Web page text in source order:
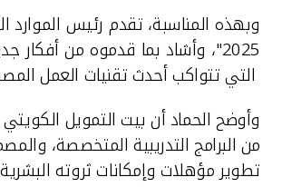
وبهذه المناسبة، تقدم رئيس الموارد
2025"، وأشاد بما قدموه من
التي تتواكب أحدث تقنيات العمل
وأوضح الحماد أن بيت التمويل
من البرامج التدريبية المتخصصة،
تطوير مؤهلات وإمكانات ثروته